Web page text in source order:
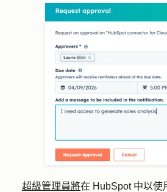
超級管理員將在 HubSpot 中以使